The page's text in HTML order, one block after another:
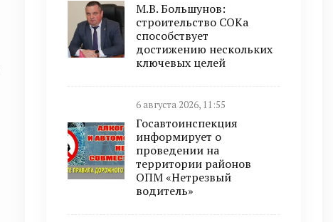
М.В. Большунов:
строительство СОКа
способствует
достижению нескольких
ключевых целей
6 августа 2026, 11:55
Госавтоинспекция
информирует о
проведении на
территории районов
ОПМ «Нетрезвый
водитель»